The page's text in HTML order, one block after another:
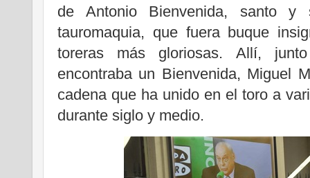
de Antonio Bienvenida, santo
tauromaquia, que fuera buque
toreras más gloriosas. Allí,
encontraba un Bienvenida, Miguel
cadena que ha unido en el toro a
durante siglo y medio.